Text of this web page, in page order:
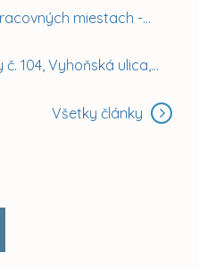
miestach -...
104, Vyhoňská ulica,...
Všetky články